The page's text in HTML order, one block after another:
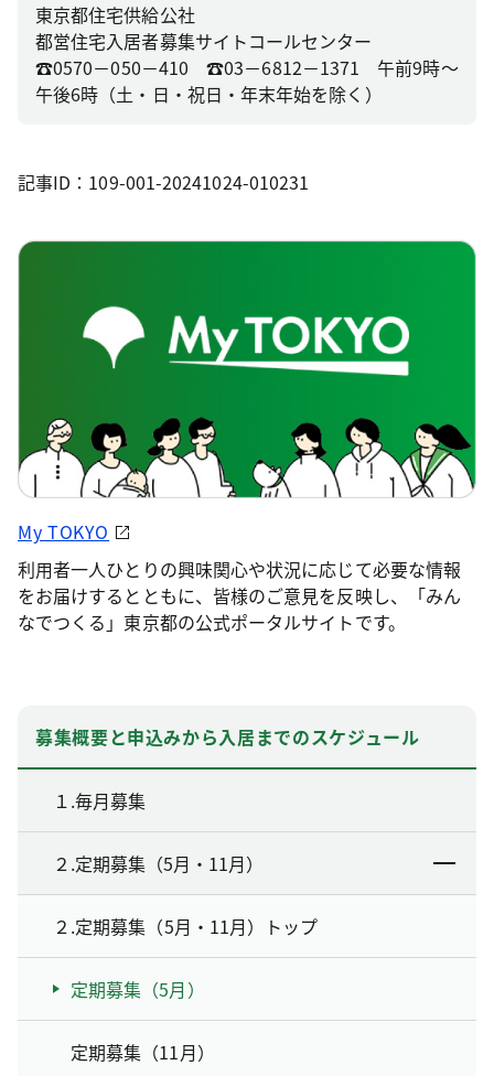
東京都住宅供給公社
都営住宅入居者募集サイトコールセンター
☎0570－050－410 ☎03－6812－1371 午前9時～
午後6時（土・日・祝日・年末年始を除く）
記事ID：109-001-20241024-010231
My TOKYO
利用者一人ひとりの興味関心や状況に応じて必要な情報
をお届けするとともに、皆様のご意見を反映し、「みん
なでつくる」東京都の公式ポータルサイトです。
募集概要と申込みから入居までのスケジュール
１.毎月募集
２.定期募集（5月・11月）
２.定期募集（5月・11月）トップ
定期募集（5月）
定期募集（11月）